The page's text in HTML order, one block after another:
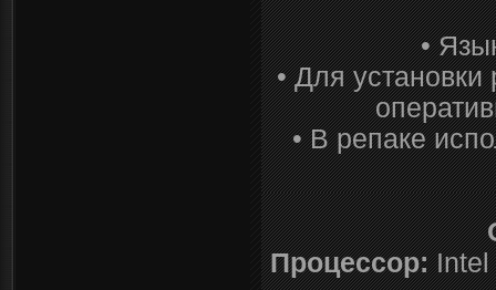
•
• Для
• В репаке
Процессор:Intel